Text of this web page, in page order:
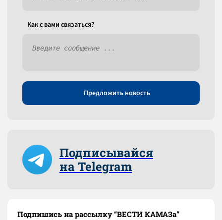
Как c вами связаться?
Предложить новость
Подписывайся
на Telegram
Подпишись на рассылку “ВЕСТИ КАМАЗа”